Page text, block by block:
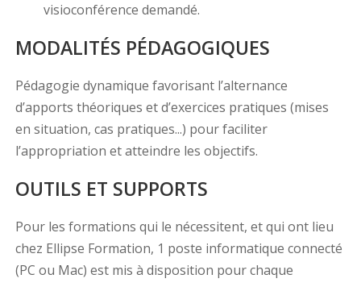
visioconférence demandé.
MODALITÉS PÉDAGOGIQUES
Pédagogie dynamique favorisant l’alternance
d’apports théoriques et d’exercices pratiques (mises
en situation, cas pratiques...) pour faciliter
l’appropriation et atteindre les objectifs.
OUTILS ET SUPPORTS
Pour les formations qui le nécessitent, et qui ont lieu
chez Ellipse Formation, 1 poste informatique connecté
(PC ou Mac) est mis à disposition pour chaque